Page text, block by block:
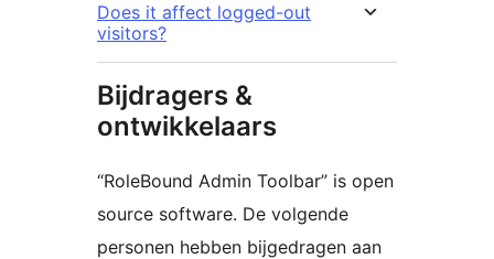
Does it affect logged-out
visitors?
Bijdragers &
ontwikkelaars
“RoleBound Admin Toolbar” is open
source software. De volgende
personen hebben bijgedragen aan